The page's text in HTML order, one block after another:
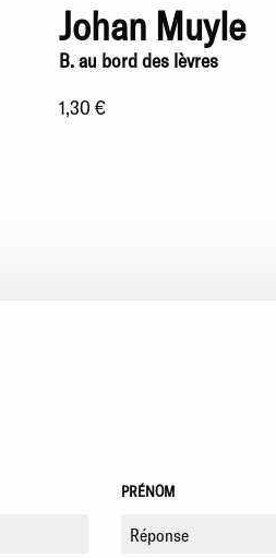
Johan Muyle
B. au bord des lèvres
1,30 €
PRÉNOM